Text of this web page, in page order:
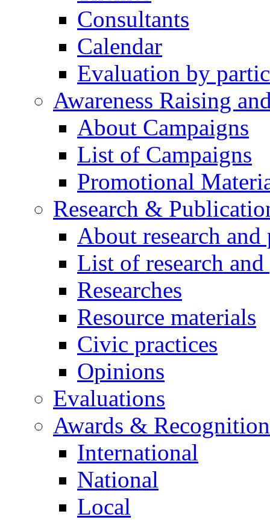
Consultants
Calendar
Evaluation by
Awareness Raising
About Campaigns
List of Campaigns
Promotional
Research &
About research
List of research
Researches
Resource materials
Civic practices
Opinions
Evaluations
Awards &
International
National
Local